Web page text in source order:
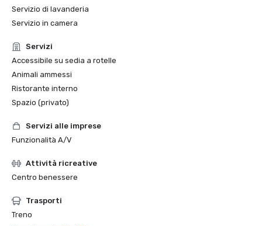
Servizio di lavanderia
Servizio in camera
Servizi
Accessibile su sedia a rotelle
Animali ammessi
Ristorante interno
Spazio (privato)
Servizi alle imprese
Funzionalità A/V
Attività ricreative
Centro benessere
Trasporti
Treno